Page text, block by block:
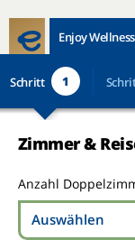
Enjoy
Schritt 1
Zimmer &
Anzahl
Auswählen